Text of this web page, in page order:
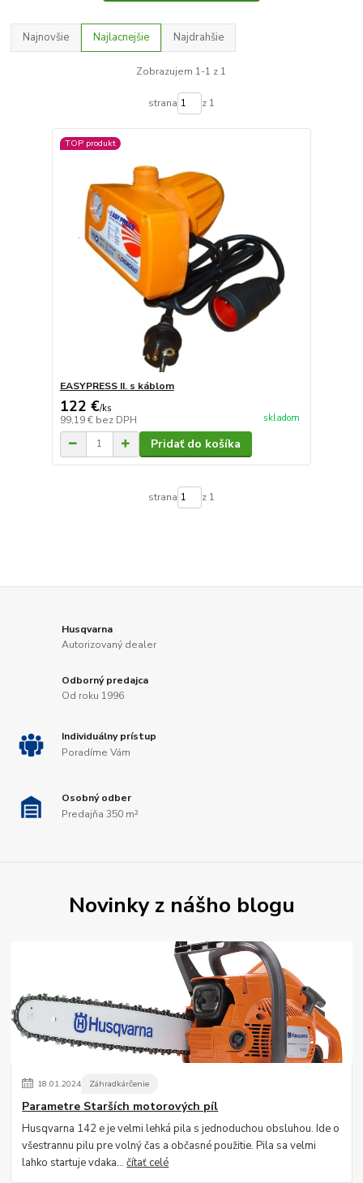
Najnovšie Najlacnejšie Najdrahšie
Zobrazujem 1-1 z 1
strana z 1
TOP produkt
EASYPRESS II. s káblom
122 €/ks
99,19 € bez DPH skladom
Pridať do košíka
strana z 1
Husqvarna
Autorizovaný dealer
Odborný predajca
Od roku 1996
Individuálny prístup
Poradíme Vám
Osobný odber
Predajňa 350 m²
Novinky z nášho blogu
18.01.2024 Záhradkárčenie
Parametre Starších motorových píl
Husqvarna 142 e je velmi lehká pila s jednoduchou obsluhou. Ide o
všestrannu pilu pre volný čas a občasné použitie. Pila sa velmi
lahko startuje vdaka...čítať celé